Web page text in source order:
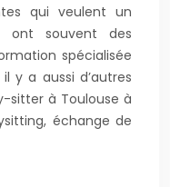
qui veulent un
ont souvent des
spécialisée
y a aussi d’autres
sitter à Toulouse à
échange de